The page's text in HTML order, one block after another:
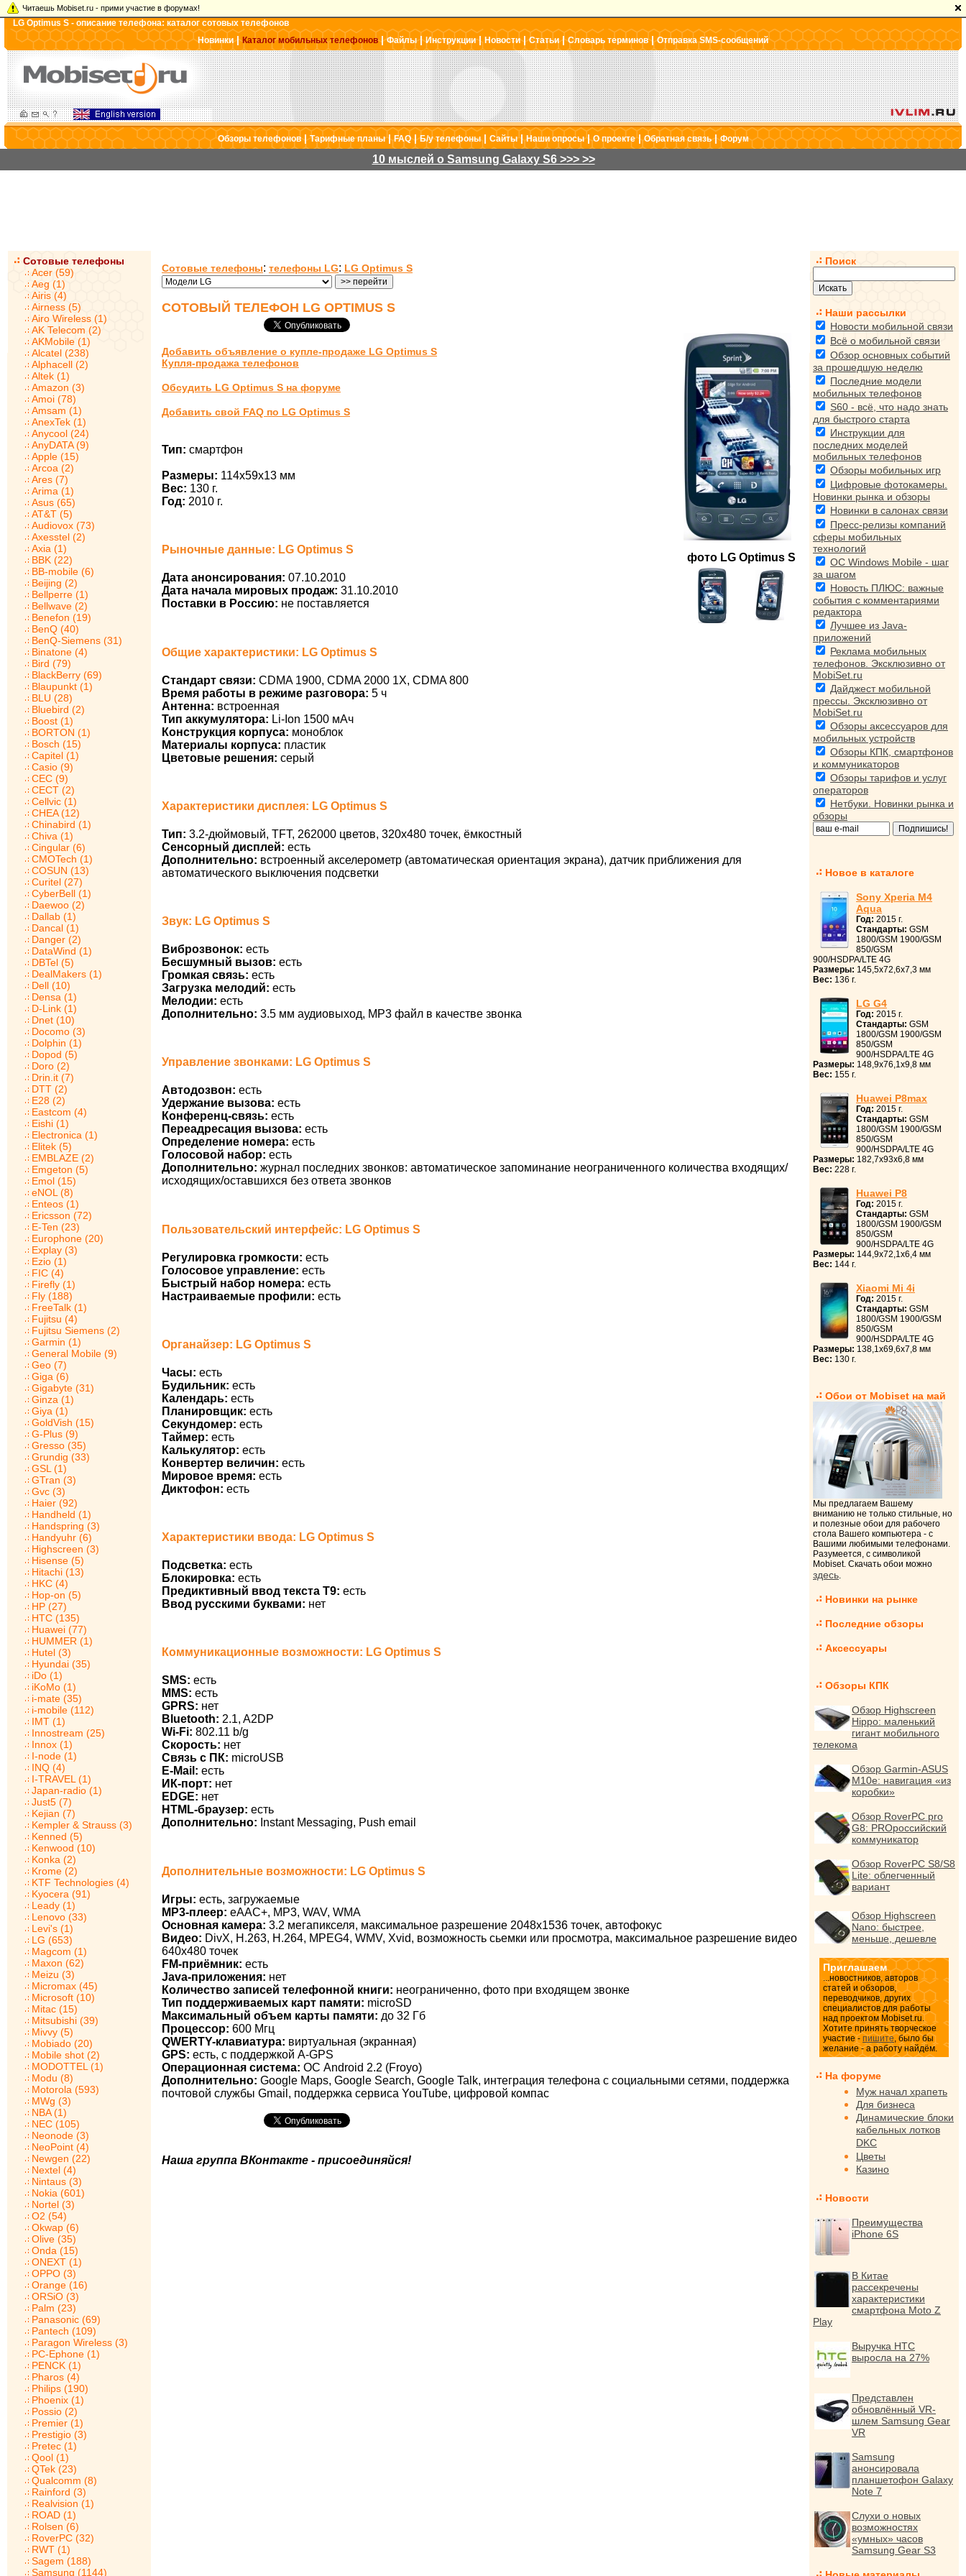
Читаешь Mobiset.ru - прими участие в форумах!
LG Optimus S - описание телефона: каталог сотовых телефонов
Новинки|Каталог мобильных телефонов|Файлы|Инструкции| Новости|Статьи|Словарь терминов|Отправка SMS-сообщений
Обзоры телефонов|Тарифные планы|FAQ|Б/у телефоны| Сайты|Наши опросы|О проекте|Обратная связь|Форум
10 мыслей о Samsung Galaxy S6 >>> >>
Сотовые телефоны
Acer (59)
Aeg (1)
Airis (4)
Airness (5)
Airo Wireless (1)
AK Telecom (2)
AKMobile (1)
Alcatel (238)
Alphacell (2)
Altek (1)
Amazon (3)
Amoi (78)
Amsam (1)
AnexTek (1)
Anycool (24)
AnyDATA (9)
Apple (15)
Arcoa (2)
Ares (7)
Arima (1)
Asus (65)
AT&T (5)
Audiovox (73)
Axesstel (2)
Axia (1)
BBK (22)
BB-mobile (6)
Beijing (2)
Bellperre (1)
Bellwave (2)
Benefon (19)
BenQ (40)
BenQ-Siemens (31)
Binatone (4)
Bird (79)
BlackBerry (69)
Blaupunkt (1)
BLU (28)
Bluebird (2)
Boost (1)
BORTON (1)
Bosch (15)
Capitel (1)
Casio (9)
CEC (9)
CECT (2)
Cellvic (1)
CHEA (12)
Chinabird (1)
Chiva (1)
Cingular (6)
CMOTech (1)
COSUN (13)
Curitel (27)
CyberBell (1)
Daewoo (2)
Dallab (1)
Dancal (1)
Danger (2)
DataWind (1)
DBTel (5)
DealMakers (1)
Dell (10)
Densa (1)
D-Link (1)
Dnet (10)
Docomo (3)
Dolphin (1)
Dopod (5)
Doro (2)
Drin.it (7)
DTT (2)
E28 (2)
Eastcom (4)
Eishi (1)
Electronica (1)
Elitek (5)
EMBLAZE (2)
Emgeton (5)
Emol (15)
eNOL (8)
Enteos (1)
Ericsson (72)
E-Ten (23)
Europhone (20)
Explay (3)
Ezio (1)
FIC (4)
Firefly (1)
Fly (188)
FreeTalk (1)
Fujitsu (4)
Fujitsu Siemens (2)
Garmin (1)
General Mobile (9)
Geo (7)
Giga (6)
Gigabyte (31)
Ginza (1)
Giya (1)
GoldVish (15)
G-Plus (9)
Gresso (35)
Grundig (33)
GSL (1)
GTran (3)
Gvc (3)
Haier (92)
Handheld (1)
Handspring (3)
Handyuhr (6)
Highscreen (3)
Hisense (5)
Hitachi (13)
HKC (4)
Hop-on (5)
HP (27)
HTC (135)
Huawei (77)
HUMMER (1)
Hutel (3)
Hyundai (35)
iDo (1)
iKoMo (1)
i-mate (35)
i-mobile (112)
IMT (1)
Innostream (25)
Innox (1)
I-node (1)
INQ (4)
I-TRAVEL (1)
Japan-radio (1)
Just5 (7)
Kejian (7)
Kempler & Strauss (3)
Kenned (5)
Kenwood (10)
Konka (2)
Krome (2)
KTF Technologies (4)
Kyocera (91)
Leady (1)
Lenovo (33)
Levi's (1)
LG (653)
Magcom (1)
Maxon (62)
Meizu (3)
Micromax (45)
Microsoft (10)
Mitac (15)
Mitsubishi (39)
Mivvy (5)
Mobiado (20)
Mobile shot (2)
MODOTTEL (1)
Modu (8)
Motorola (593)
MWg (3)
NBA (1)
NEC (105)
Neonode (3)
NeoPoint (4)
Newgen (22)
Nextel (4)
Nintaus (3)
Nokia (601)
Nortel (3)
O2 (54)
Okwap (6)
Olive (35)
Onda (15)
ONEXT (1)
OPPO (3)
Orange (16)
ORSiO (3)
Palm (23)
Panasonic (69)
Pantech (109)
Paragon Wireless (3)
PC-Ephone (1)
PENCK (1)
Pharos (4)
Philips (190)
Phoenix (1)
Possio (2)
Premier (1)
Prestigio (3)
Pretec (1)
Qool (1)
QTek (23)
Qualcomm (8)
Rainford (3)
Realvision (1)
ROAD (1)
Rolsen (6)
RoverPC (32)
RWT (1)
Sagem (188)
Samsung (1144)
Сотовые телефоны: телефоны LG: LG Optimus S
СОТОВЫЙ ТЕЛЕФОН LG OPTIMUS S
фото LG Optimus S
Добавить объявление о купле-продаже LG Optimus S
Купля-продажа телефонов
Обсудить LG Optimus S на форуме
Добавить свой FAQ по LG Optimus S
Тип: смартфон
Размеры: 114x59x13 мм
Вес: 130 г.
Год: 2010 г.
Рыночные данные: LG Optimus S
Дата анонсирования: 07.10.2010
Дата начала мировых продаж: 31.10.2010
Поставки в Россию: не поставляется
Общие характеристики: LG Optimus S
Стандарт связи: CDMA 1900, CDMA 2000 1X, CDMA 800
Время работы в режиме разговора: 5 ч
Антенна: встроенная
Тип аккумулятора: Li-Ion 1500 мАч
Конструкция корпуса: моноблок
Материалы корпуса: пластик
Цветовые решения: серый
Характеристики дисплея: LG Optimus S
Тип: 3.2-дюймовый, TFT, 262000 цветов, 320х480 точек, ёмкостный
Сенсорный дисплей: есть
Дополнительно: встроенный акселерометр (автоматическая ориентация экрана), датчик приближения для
автоматического выключения подсветки
Звук: LG Optimus S
Виброзвонок: есть
Бесшумный вызов: есть
Громкая связь: есть
Загрузка мелодий: есть
Мелодии: есть
Дополнительно: 3.5 мм аудиовыход, MP3 файл в качестве звонка
Управление звонками: LG Optimus S
Автодозвон: есть
Удержание вызова: есть
Конференц-связь: есть
Переадресация вызова: есть
Определение номера: есть
Голосовой набор: есть
Дополнительно: журнал последних звонков: автоматическое запоминание неограниченного количества входящих/
исходящих/оставшихся без ответа звонков
Пользовательский интерфейс: LG Optimus S
Регулировка громкости: есть
Голосовое управление: есть
Быстрый набор номера: есть
Настраиваемые профили: есть
Органайзер: LG Optimus S
Часы: есть
Будильник: есть
Календарь: есть
Планировщик: есть
Секундомер: есть
Таймер: есть
Калькулятор: есть
Конвертер величин: есть
Мировое время: есть
Диктофон: есть
Характеристики ввода: LG Optimus S
Подсветка: есть
Блокировка: есть
Предиктивный ввод текста Т9: есть
Ввод русскими буквами: нет
Коммуникационные возможности: LG Optimus S
SMS: есть
MMS: есть
GPRS: нет
Bluetooth: 2.1, A2DP
Wi-Fi: 802.11 b/g
Скорость: нет
Связь с ПК: microUSB
E-Mail: есть
ИК-порт: нет
EDGE: нет
HTML-браузер: есть
Дополнительно: Instant Messaging, Push email
Дополнительные возможности: LG Optimus S
Игры: есть, загружаемые
MP3-плеер: eAAC+, MP3, WAV, WMA
Основная камера: 3.2 мегапикселя, максимальное разрешение 2048х1536 точек, автофокус
Видео: DivX, H.263, H.264, MPEG4, WMV, Xvid, возможность сьемки или просмотра, максимальное разрешение видео
640х480 точек
FM-приёмник: есть
Java-приложения: нет
Количество записей телефонной книги: неограниченно, фото при входящем звонке
Тип поддерживаемых карт памяти: microSD
Максимальный объем карты памяти: до 32 Гб
Процессор: 600 Мгц
QWERTY-клавиатура: виртуальная (экранная)
GPS: есть, с поддержкой A-GPS
Операционная система: ОС Android 2.2 (Froyo)
Дополнительно: Google Maps, Google Search, Google Talk, интеграция телефона с социальными сетями, поддержка
почтовой службы Gmail, поддержка сервиса YouTube, цифровой компас
Наша группа ВКонтакте - присоединяйся!
Поиск
Наши рассылки
Новости мобильной связи
Всё о мобильной связи
Обзор основных событий
за прошедшую неделю
Последние модели
мобильных телефонов
S60 - всё, что надо знать
для быстрого старта
Инструкции для
последних моделей
мобильных телефонов
Обзоры мобильных игр
Цифровые фотокамеры.
Новинки рынка и обзоры
Новинки в салонах связи
Пресс-релизы компаний
сферы мобильных
технологий
ОС Windows Mobile - шаг
за шагом
Новость ПЛЮС: важные
события с комментариями
редактора
Лучшее из Java-
приложений
Реклама мобильных
телефонов. Эксклюзивно от
MobiSet.ru
Дайджест мобильной
прессы. Эксклюзивно от
MobiSet.ru
Обзоры аксессуаров для
мобильных устройств
Обзоры КПК, смартфонов
и коммуникаторов
Обзоры тарифов и услуг
операторов
Нетбуки. Новинки рынка и
обзоры
Новое в каталоге
Sony Xperia M4
Aqua
Год: 2015 г.
Стандарты: GSM
1800/GSM 1900/GSM
850/GSM
900/HSDPA/LTE 4G
Размеры: 145,5x72,6x7,3 мм
Вес: 136 г.
LG G4
Год: 2015 г.
Стандарты: GSM
1800/GSM 1900/GSM
850/GSM
900/HSDPA/LTE 4G
Размеры: 148,9x76,1x9,8 мм
Вес: 155 г.
Huawei P8max
Год: 2015 г.
Стандарты: GSM
1800/GSM 1900/GSM
850/GSM
900/HSDPA/LTE 4G
Размеры: 182,7x93x6,8 мм
Вес: 228 г.
Huawei P8
Год: 2015 г.
Стандарты: GSM
1800/GSM 1900/GSM
850/GSM
900/HSDPA/LTE 4G
Размеры: 144,9x72,1x6,4 мм
Вес: 144 г.
Xiaomi Mi 4i
Год: 2015 г.
Стандарты: GSM
1800/GSM 1900/GSM
850/GSM
900/HSDPA/LTE 4G
Размеры: 138,1x69,6x7,8 мм
Вес: 130 г.
Обои от Mobiset на май
Мы предлагаем Вашему
вниманию не только стильные, но
и полезные обои для рабочего
стола Вашего компьютера - с
Вашими любимыми телефонами.
Разумеется, с символикой
Mobiset. Скачать обои можно
здесь.
Новинки на рынке
Последние обзоры
Аксессуары
Обзоры КПК
Обзор Highscreen
Hippo: маленький
гигант мобильного
телекома
Обзор Garmin-ASUS
M10e: навигация «из
коробки»
Обзор RoverPC pro
G8: PROроссийский
коммуникатор
Обзор RoverPC S8/S8
Lite: облегченный
вариант
Обзор Highscreen
Nano: быстрее,
меньше, дешевле
Приглашаем
...новостников, авторов
статей и обзоров,
переводчиков, других
специалистов для работы
над проектом Mobiset.ru.
Хотите принять творческое
участие - пишите, было бы
желание - а работу найдём.
На форуме
Муж начал храпеть
Для бизнеса
Динамические блоки
кабельных лотков
DKC
Цветы
Казино
Новости
Преимущества
iPhone 6S
В Китае
рассекречены
характеристики
смартфона Moto Z
Play
Выручка HTC
выросла на 27%
Представлен
обновлённый VR-
шлем Samsung Gear
VR
Samsung
анонсировала
планшетофон Galaxy
Note 7
Слухи о новых
возможностях
«умных» часов
Samsung Gear S3